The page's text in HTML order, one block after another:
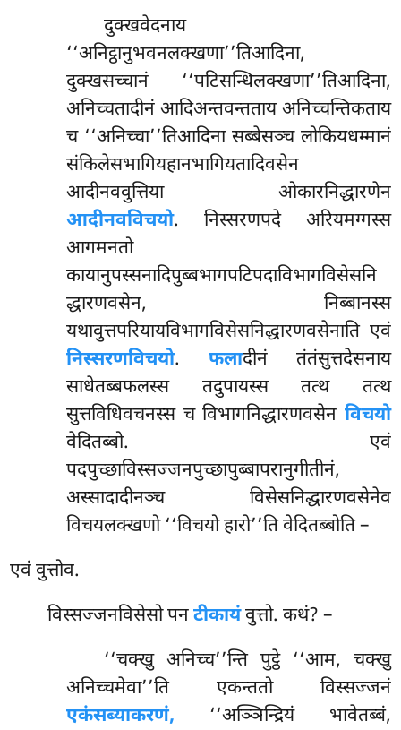
दुक्खवेदनाय
‘‘अनिट्ठानुभवनलक्खणा’’तिआदिना,
दुक्खसच्चानं ‘‘पटिसन्धिलक्खणा’’तिआदिना,
अनिच्चतादीनं आदिअन्तवन्तताय अनिच्चन्तिकताय
च ‘‘अनिच्चा’’तिआदिना सब्बेसञ्च लोकियधम्मानं
संकिलेसभागियहानभागियतादिवसेन
आदीनववुत्तिया ओकारनिद्धारणेन
आदीनवविचयो. निस्सरणपदे अरियमग्गस्स
आगमनतो
कायानुपस्सनादिपुब्बभागपटिपदाविभागविसेसनि
द्धारणवसेन, निब्बानस्स
यथावुत्तपरियायविभागविसेसनिद्धारणवसेनाति एवं
निस्सरणविचयो. फलादीनं तंतंसुत्तदेसनाय
साधेतब्बफलस्स तदुपायस्स तत्थ तत्थ
सुत्तविधिवचनस्स च विभागनिद्धारणवसेन विचयो
वेदितब्बो. एवं
पदपुच्छाविस्सज्जनपुच्छापुब्बापरानुगीतीनं,
अस्सादादीनञ्च विसेसनिद्धारणवसेनेव
विचयलक्खणो ‘‘विचयो हारो’’ति वेदितब्बोति –
एवं वुत्तोव.
विस्सज्जनविसेसो पनटीकायंवुत्तो. कथं? –
‘‘चक्खु अनिच्च’’न्ति पुट्ठे ‘‘आम, चक्खु
अनिच्चमेवा’’ति एकन्ततो विस्सज्जनं
एकंसब्याकरणं, ‘‘अञ्ञिन्द्रियं भावेतब्बं,